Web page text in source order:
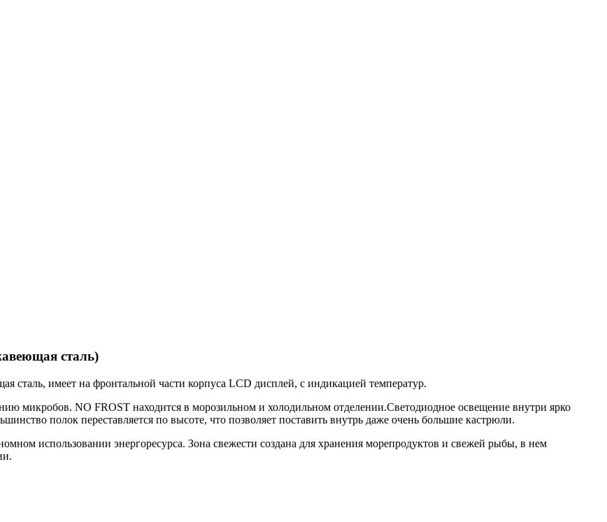
сталь)
сталь, имеет на фронтальной части корпуса LCD дисплей, с индикацией температур.
микробов. NО FROST находится в морозильном и холодильном отделении.Светодиодное освещение внутри ярко
полок переставляется по высоте, что позволяет поставить внутрь даже очень большие кастрюли.
использовании энергоресурса. Зона свежести создана для хранения морепродуктов и свежей рыбы, в нем